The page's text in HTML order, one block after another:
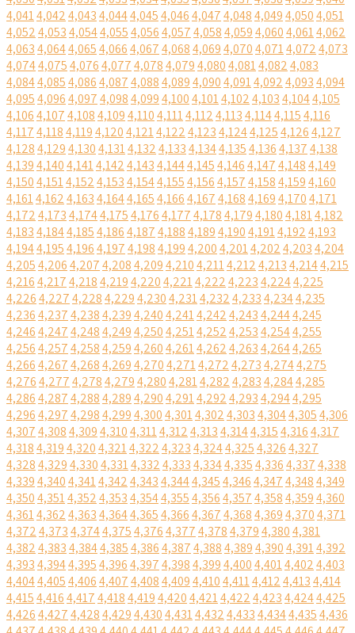
4,0414,0424,0434,0444,0454,0464,0474,0484,0494,0504,051
4,0524,0534,0544,0554,0564,0574,0584,0594,0604,0614,062
4,0634,0644,0654,0664,0674,0684,0694,0704,0714,0724,073
4,0744,0754,0764,0774,0784,0794,0804,0814,0824,083
4,0844,0854,0864,0874,0884,0894,0904,0914,0924,0934,094
4,0954,0964,0974,0984,0994,1004,1014,1024,1034,1044,105
4,1064,1074,1084,1094,1104,1114,1124,1134,1144,1154,116
4,1174,1184,1194,1204,1214,1224,1234,1244,1254,1264,127
4,1284,1294,1304,1314,1324,1334,1344,1354,1364,1374,138
4,1394,1404,1414,1424,1434,1444,1454,1464,1474,1484,149
4,1504,1514,1524,1534,1544,1554,1564,1574,1584,1594,160
4,1614,1624,1634,1644,1654,1664,1674,1684,1694,1704,171
4,1724,1734,1744,1754,1764,1774,1784,1794,1804,1814,182
4,1834,1844,1854,1864,1874,1884,1894,1904,1914,1924,193
4,1944,1954,1964,1974,1984,1994,2004,2014,2024,2034,204
4,2054,2064,2074,2084,2094,2104,2114,2124,2134,2144,215
4,2164,2174,2184,2194,2204,2214,2224,2234,2244,225
4,2264,2274,2284,2294,2304,2314,2324,2334,2344,235
4,2364,2374,2384,2394,2404,2414,2424,2434,2444,245
4,2464,2474,2484,2494,2504,2514,2524,2534,2544,255
4,2564,2574,2584,2594,2604,2614,2624,2634,2644,265
4,2664,2674,2684,2694,2704,2714,2724,2734,2744,275
4,2764,2774,2784,2794,2804,2814,2824,2834,2844,285
4,2864,2874,2884,2894,2904,2914,2924,2934,2944,295
4,2964,2974,2984,2994,3004,3014,3024,3034,3044,3054,306
4,3074,3084,3094,3104,3114,3124,3134,3144,3154,3164,317
4,3184,3194,3204,3214,3224,3234,3244,3254,3264,327
4,3284,3294,3304,3314,3324,3334,3344,3354,3364,3374,338
4,3394,3404,3414,3424,3434,3444,3454,3464,3474,3484,349
4,3504,3514,3524,3534,3544,3554,3564,3574,3584,3594,360
4,3614,3624,3634,3644,3654,3664,3674,3684,3694,3704,371
4,3724,3734,3744,3754,3764,3774,3784,3794,3804,381
4,3824,3834,3844,3854,3864,3874,3884,3894,3904,3914,392
4,3934,3944,3954,3964,3974,3984,3994,4004,4014,4024,403
4,4044,4054,4064,4074,4084,4094,4104,4114,4124,4134,414
4,4154,4164,4174,4184,4194,4204,4214,4224,4234,4244,425
4,4264,4274,4284,4294,4304,4314,4324,4334,4344,4354,436